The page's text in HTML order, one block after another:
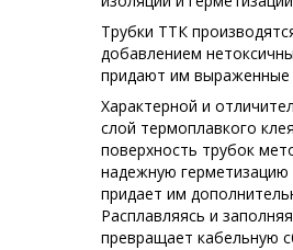
Трубки ТТК
добавлением
придают им выраженные
Характерной и
слой термоплавкого
поверхность трубок
надежную
придает им
Расплавляясь и
превращает кабельную